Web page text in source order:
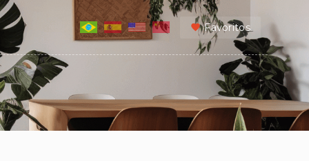
Favoritos